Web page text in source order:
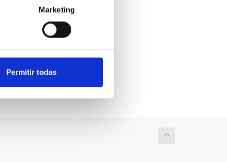
Marketing
Permitir todas
Añadir al carrito